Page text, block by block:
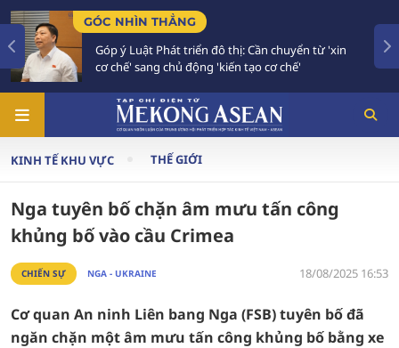
NHÌN THẲNG
Góp ý Luật Phát triển đô thị: Cần chuyển từ 'xin
cơ chế' sang chủ động 'kiến tạo cơ chế'
KINH TẾ KHU VỰC THẾ GIỚI
Nga tuyên bố chặn âm mưu tấn công
khủng bố vào cầu Crimea
CHIẾN SỰ NGA - UKRAINE 18/08/2025 16:53
Cơ quan An ninh Liên bang Nga (FSB) tuyên bố đã
ngăn chặn một âm mưu tấn công khủng bố bằng xe